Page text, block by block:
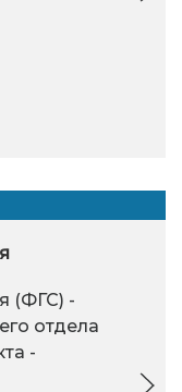
(ФГС) -
отдела
-